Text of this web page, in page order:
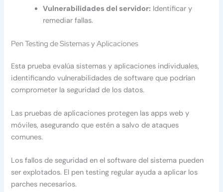
Vulnerabilidades del servidor: Identificar y
remediar fallas.
Pen Testing de Sistemas y Aplicaciones
Esta prueba evalúa sistemas y aplicaciones individuales,
identificando vulnerabilidades de software que podrían
comprometer la seguridad de los datos.
Las pruebas de aplicaciones protegen las apps web y
móviles, asegurando que estén a salvo de ataques
comunes.
Los fallos de seguridad en el software del sistema pueden
ser explotados. El pen testing regular ayuda a aplicar los
parches necesarios.